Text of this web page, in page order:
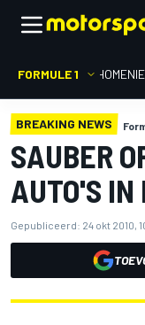
FORMULE 1 HOME
BREAKING NEWS
SAUBER
AUTO'S IN
Gepubliceerd: 24 okt 2010,